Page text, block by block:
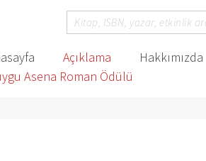
Açıklama Hakkımızda
Asena Roman Ödülü